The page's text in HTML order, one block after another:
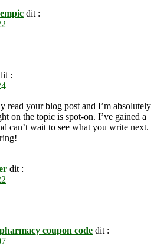
dit :
:
read your blog post and I’m absolutely
on the topic is spot-on. I’ve gained a
can’t wait to see what you write next.
dit :
coupon code dit :